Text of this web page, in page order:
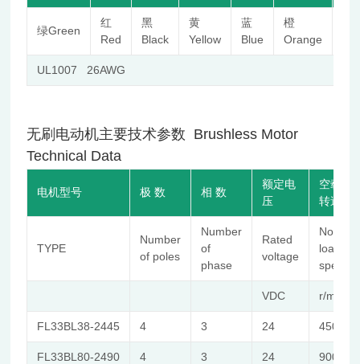
绿Green
红
Red
黑
Black
黄
Yellow
蓝
Blue
橙
Orange
UL1007 26AWG
无刷电动机主要技术参数 Brushless Motor
Technical Data
电机型号 极 数 相 数
额定电
压
空载
转速
TYPE
Number
of poles
Number
of
phase
Rated
voltage
No-
load
speed
VDC r/min
FL33BL38-2445 4 3 24 4500
FL33BL80-2490 4 3 24 9000